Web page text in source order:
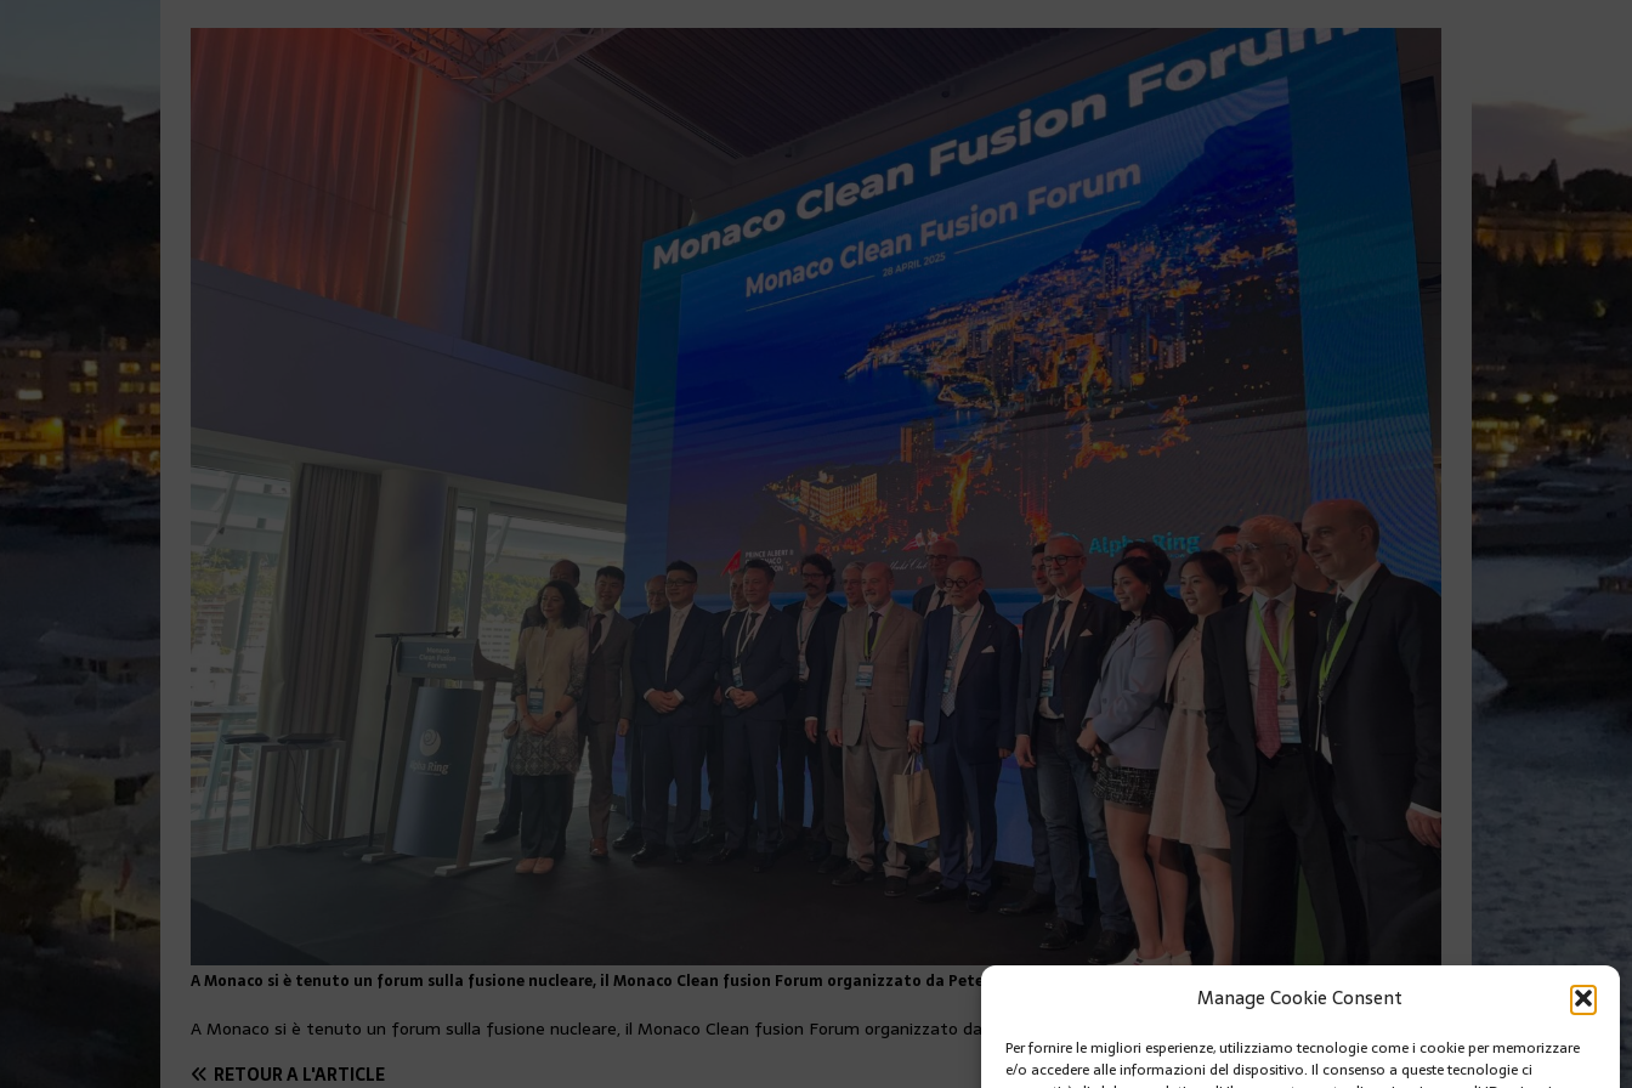
Manage Cookie Consent
Per fornire le migliori esperienze, utilizziamo tecnologie come i cookie per memorizzare
e/o accedere alle informazioni del dispositivo. Il consenso a queste tecnologie ci
A Monaco si è tenuto un forum sulla fusione nucleare, il Monaco Clean fusion Forum organizzato da Peter Liu di Alpha Ring
A Monaco si è tenuto un forum sulla fusione nucleare, il Monaco Clean fusion Forum organizzato da Peter Liu di Alpha Ring
RETOUR À L'ARTICLE